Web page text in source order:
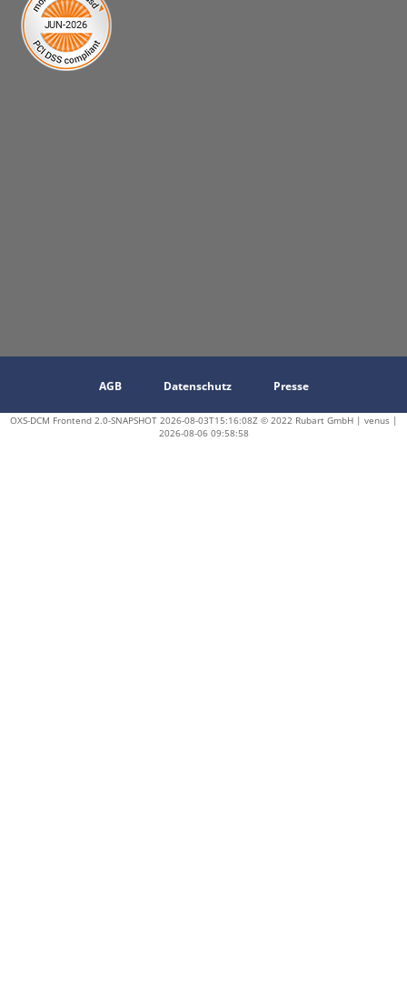
AGB Datenschutz Presse
OXS-DCM Frontend 2.0-SNAPSHOT 2026-08-03T15:16:08Z © 2022 Rubart GmbH | venus |
2026-08-06 09:58:58